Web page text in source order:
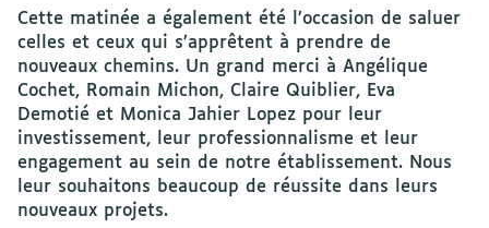
Cette matinée a également été l’occasion de saluer
celles et ceux qui s’apprêtent à prendre de
nouveaux chemins. Un grand merci à Angélique
Cochet, Romain Michon, Claire Quiblier, Eva
Demotié et Monica Jahier Lopez pour leur
investissement, leur professionnalisme et leur
engagement au sein de notre établissement. Nous
leur souhaitons beaucoup de réussite dans leurs
nouveaux projets.